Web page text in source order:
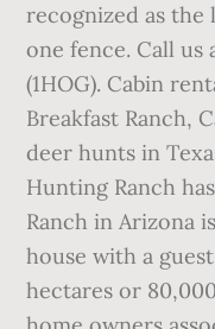
recognized as the
one fence. Call us
(1HOG). Cabin
Breakfast Ranch,
deer hunts in
Hunting Ranch
Ranch in Arizona
house with a
hectares or